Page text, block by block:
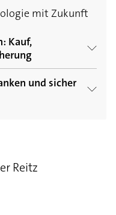
mit Zukunft
Kauf,
die Kosten
und sicher
Reitz